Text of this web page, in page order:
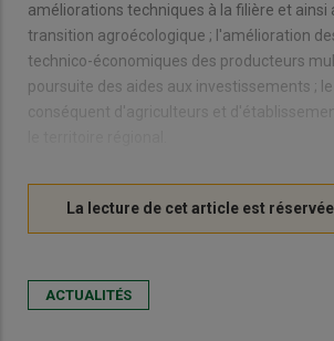
améliora­tions techniques à la filière et ainsi
transition agro­écologique ; l'amélioration
technico-écono­miques des producteurs
poursuite des aides aux investissements ;
conséquent d'agricul­teurs et
ACTUALITÉS